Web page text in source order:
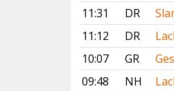
11:31
DR
11:12
DR
10:07
GR
09:48
NH